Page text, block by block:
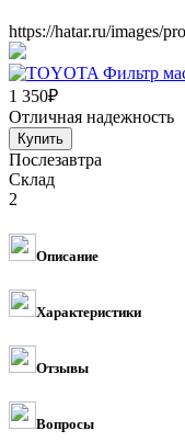
https://hatar.ru/images/
1 350₽
Отличная надежность
Послезавтра
Склад
2
Описание
Характеристики
Отзывы
Вопросы